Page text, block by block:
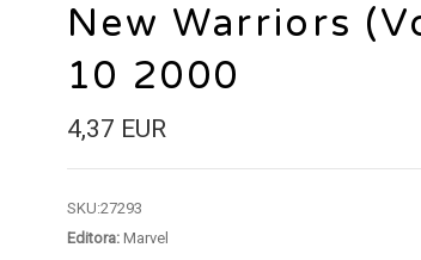
New Warriors
10 2000
4,37 EUR
SKU:27293
Editora:Marvel